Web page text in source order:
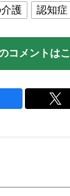
護 認知症
コメントはこ